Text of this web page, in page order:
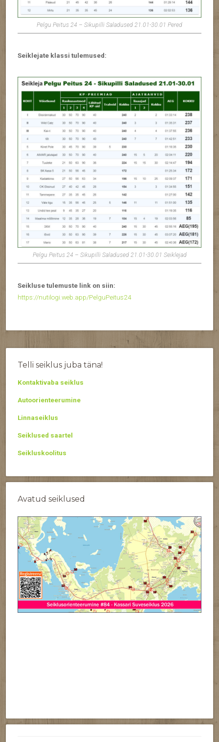
Pelgu Peitus 24 – Sikupilli Saladused 21.01-30.01 Pered
Seiklejate klassi tulemused:
Pelgu Peitus 24 – Sikupilli Saladused 21.01-30.01 Seiklejad
Seikluse tulemuste link on siin:
https://nutilogi.web.app/PelguPeitus24
Telli seiklus juba täna!
Kontaktivaba seiklus
Autoorienteerumine
Linnaseiklus
Seiklused saartel
Seikluskoolitus
Avatud seiklused